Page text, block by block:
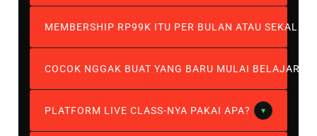
MEMBERSHIP RP99K ITU PER BULAN ATAU SEKALI
COCOK NGGAK BUAT YANG BARU MULAI BELAJAR
PLATFORM LIVE CLASS-NYA PAKAI APA? ▾